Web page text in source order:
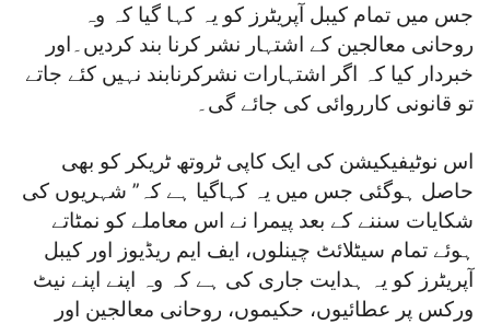
جس میں تمام کیبل آپریٹرز کو یہ کہا گیا کہ وہ
روحانی معالجین کے اشتہار نشر کرنا بند کردیں۔اور
خبردار کیا کہ اگر اشتہارات نشرکرنابند نہیں کئے جاتے
تو قانونی کارروائی کی جائے گی۔
اس نوٹیفیکیشن کی ایک کاپی ٹروتھ ٹریکر کو بھی
حاصل ہوگئی جس میں یہ کہاگیا ہے کہ’’ شہریوں کی
شکایات سننے کے بعد پیمرا نے اس معاملے کو نمٹاتے
ہوئے تمام سیٹلائٹ چینلوں، ایف ایم ریڈیوز اور کیبل
آپریٹرز کو یہ ہدایت جاری کی ہے کہ وہ اپنے اپنے نیٹ
ورکس پر عطائیوں، حکیموں، روحانی معالجین اور